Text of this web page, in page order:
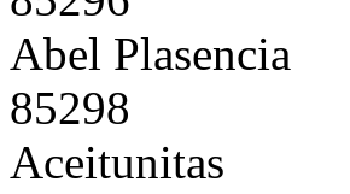
Abel Plasencia
85298
Aceitunitas